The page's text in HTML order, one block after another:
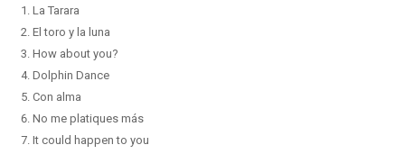
La Tarara
El toro y la luna
How about you?
Dolphin Dance
Con alma
No me platiques más
It could happen to you